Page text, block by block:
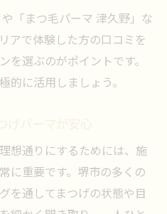
「まつ毛パーマ 津久野」な
アで体験した方の口コミを
を選ぶのがポイントです。
的に活用しましょう。
げパーマが安心
想通りにするためには、施
に重要です。堺市の多くの
を通してまつげの状態や目